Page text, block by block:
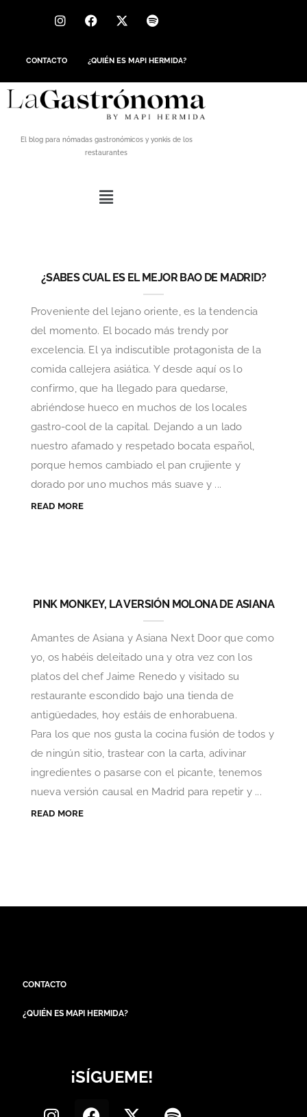
CONTACTO ¿QUIÉN ES MAPI HERMIDA?
El blog para nómadas gastronómicos y yonkis de los
restaurantes
¿SABES CUAL ES EL MEJOR BAO DE MADRID?
Proveniente del lejano oriente, es la tendencia
del momento. El bocado más trendy por
excelencia. El ya indiscutible protagonista de la
comida callejera asiática. Y desde aquí os lo
confirmo, que ha llegado para quedarse,
abriéndose hueco en muchos de los locales
gastro-cool de la capital. Dejando a un lado
nuestro afamado y respetado bocata español,
porque hemos cambiado el pan crujiente y
dorado por uno muchos más suave y ...
READ MORE
PINK MONKEY, LA VERSIÓN MOLONA DE ASIANA
Amantes de Asiana y Asiana Next Door que como
yo, os habéis deleitado una y otra vez con los
platos del chef Jaime Renedo y visitado su
restaurante escondido bajo una tienda de
antigüedades, hoy estáis de enhorabuena.
Para los que nos gusta la cocina fusión de todos y
de ningún sitio, trastear con la carta, adivinar
ingredientes o pasarse con el picante, tenemos
nueva versión causal en Madrid para repetir y ...
READ MORE
CONTACTO
¿QUIÉN ES MAPI HERMIDA?
¡SÍGUEME!